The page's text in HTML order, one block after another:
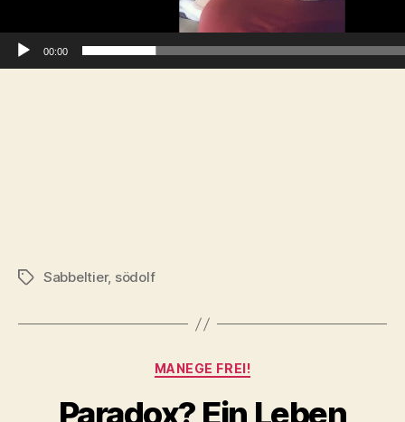
r
00:00
TagsSabbeltier, södolf
Categories
MANEGE FREI!
Paradox? Ein Leben